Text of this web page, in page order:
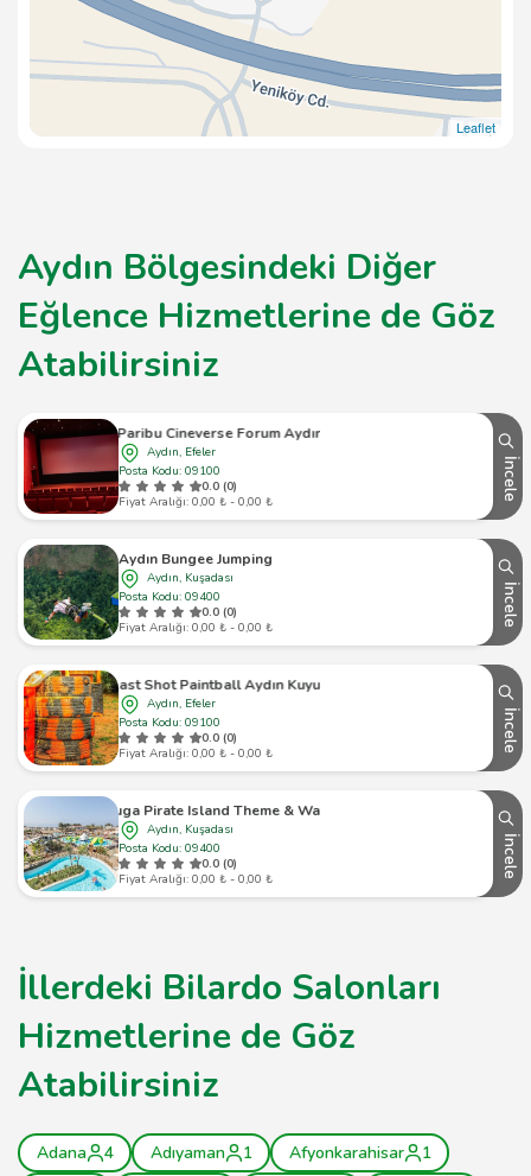
Leaflet
Aydın Bölgesindeki Diğer
Eğlence Hizmetlerine de Göz
Atabilirsiniz
Paribu Cineverse Forum Aydın
Aydın, Efeler
Posta Kodu: 09100
0.0 (0)
Fiyat Aralığı: 0,00 ₺ - 0,00 ₺
İncele
Aydın Bungee Jumping
Aydın, Kuşadası
Posta Kodu: 09400
0.0 (0)
Fiyat Aralığı: 0,00 ₺ - 0,00 ₺
İncele
Last Shot Paintball Aydın Kuyulu
Aydın, Efeler
Posta Kodu: 09100
0.0 (0)
Fiyat Aralığı: 0,00 ₺ - 0,00 ₺
İncele
Tortuga Pirate Island Theme & Water Park
Aydın, Kuşadası
Posta Kodu: 09400
0.0 (0)
Fiyat Aralığı: 0,00 ₺ - 0,00 ₺
İncele
İllerdeki Bilardo Salonları
Hizmetlerine de Göz
Atabilirsiniz
Adana 4 Adıyaman 1 Afyonkarahisar
1